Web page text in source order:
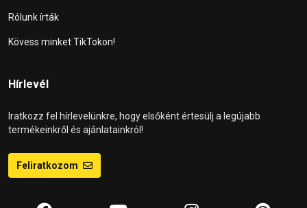
Rólunk írták
Kövess minket TikTokon!
Hírlevél
Iratkozz fel hírlevelünkre, hogy elsőként értesülj a legújabb
termékeinkről és ajánlatainkról!
Feliratkozom